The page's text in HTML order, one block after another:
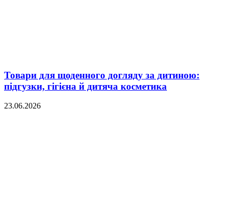
Товари для щоденного догляду за дитиною:
підгузки, гігієна й дитяча косметика
23.06.2026